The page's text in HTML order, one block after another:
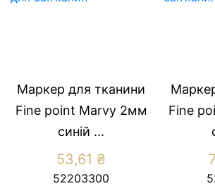
Маркер для тканини
Fine point Marvy 2мм
синiй ...
53,61 ₴
52203300
Fine